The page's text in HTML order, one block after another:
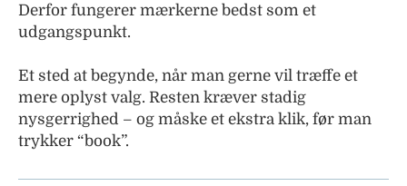
Derfor fungerer mærkerne bedst som et
udgangspunkt.
Et sted at begynde, når man gerne vil træffe et
mere oplyst valg. Resten kræver stadig
nysgerrighed – og måske et ekstra klik, før man
trykker “book”.